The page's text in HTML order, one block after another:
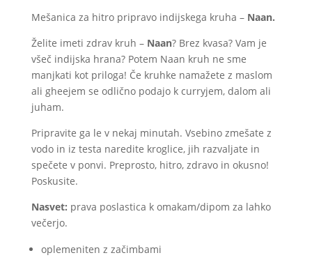
Mešanica za hitro pripravo indijskega kruha – Naan.
Želite imeti zdrav kruh – Naan? Brez kvasa? Vam je
všeč indijska hrana? Potem Naan kruh ne sme
manjkati kot priloga! Če kruhke namažete z maslom
ali gheejem se odlično podajo k curryjem, dalom ali
juham.
Pripravite ga le v nekaj minutah. Vsebino zmešate z
vodo in iz testa naredite kroglice, jih razvaljate in
spečete v ponvi. Preprosto, hitro, zdravo in okusno!
Poskusite.
Nasvet: prava poslastica k omakam/dipom za lahko
večerjo.
oplemeniten z začimbami